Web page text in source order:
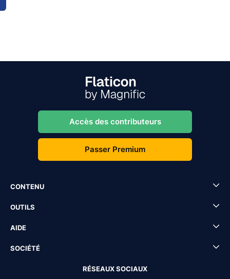
Accès des contributeurs
Passer Premium
CONTENU
OUTILS
AIDE
SOCIÉTÉ
RÉSEAUX SOCIAUX